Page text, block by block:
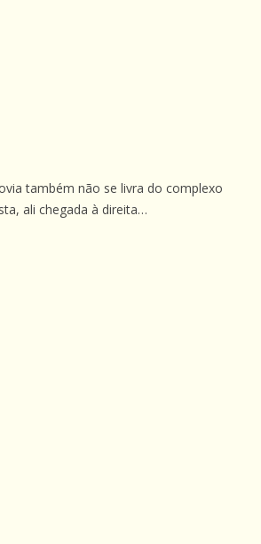
também não se livra do complexo
ali chegada à direita…